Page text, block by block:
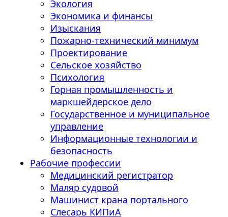
Экология
Экономика и финансы
Изыскания
Пожарно-технический минимум
Проектирование
Сельское хозяйство
Психология
Горная промышленность и
маркшейдерское дело
Государственное и муниципальное
управление
Информационные технологии и
безопасность
Рабочие профессии
Медицинский регистратор
Маляр судовой
Машинист крана портального
Слесарь КИПиА